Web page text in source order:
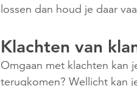
lossen dan houd je daar
Klachten van
Omgaan met klachten kan
terugkomen? Wellicht kan